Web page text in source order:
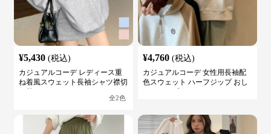
¥5,430 (税込)
カジュアルコーデ レディース重
ね着風スウェット長袖シャツ襟切
全2色
¥4,760 (税込)
カジュアルコーデ 女性用長袖配
色スウェット ハーフジップ おし